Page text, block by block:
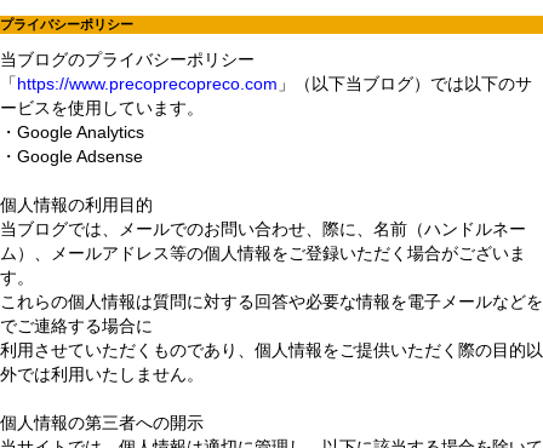
プライバシーポリシー
当ブログのプライバシーポリシー
「https://www.precoprecopreco.com 」（以下当ブログ）では以下のサ
ービスを使用しています。
・Google Analytics
・Google Adsense
個人情報の利用目的
当ブログでは、メールでのお問い合わせ、際に、名前（ハンドルネー
ム）、メールアドレス等の個人情報をご登録いただく場合がございま
す。
これらの個人情報は質問に対する回答や必要な情報を電子メールなどを
でご連絡する場合に
利用させていただくものであり、個人情報をご提供いただく際の目的以
外では利用いたしません。
個人情報の第三者への開示